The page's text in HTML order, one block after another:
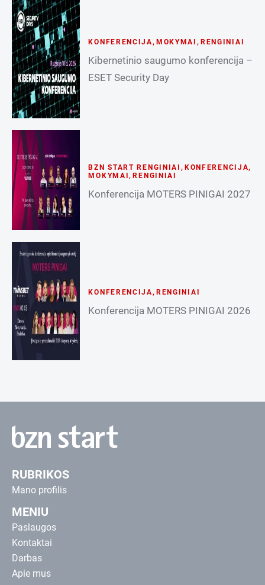
KONFERENCIJA , MOKYMAI , RENGINIAI
Kibernetinio saugumo konferencija –
ESET Security Day
BZN START RENGINIAI , KONFERENCIJA,
MOKYMAI ,RENGINIAI
Konferencija MOTERS PINIGAI 2027
KONFERENCIJA, RENGINIAI
Konferencija MOTERS PINIGAI 2026
RUBRIKOS
Mano profilis
MENIU
Paslaugos
Kontaktai
Darbas
Apie mus